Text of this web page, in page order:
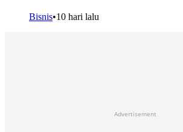
Bisnis•10 hari lalu
Advertisement